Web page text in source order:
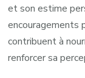
et son estime
encouragements
contribuent à
renforcer sa